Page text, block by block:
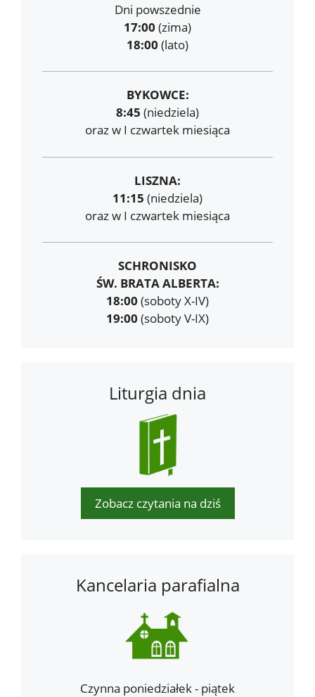
Dni powszednie
17:00 (zima)
18:00 (lato)
BYKOWCE:
8:45 (niedziela)
oraz w I czwartek miesiąca
LISZNA:
11:15 (niedziela)
oraz w I czwartek miesiąca
SCHRONISKO
ŚW. BRATA ALBERTA:
18:00 (soboty X-IV)
19:00 (soboty V-IX)
Liturgia dnia
Zobacz czytania na dziś
Kancelaria parafialna
Czynna poniedziałek - piątek